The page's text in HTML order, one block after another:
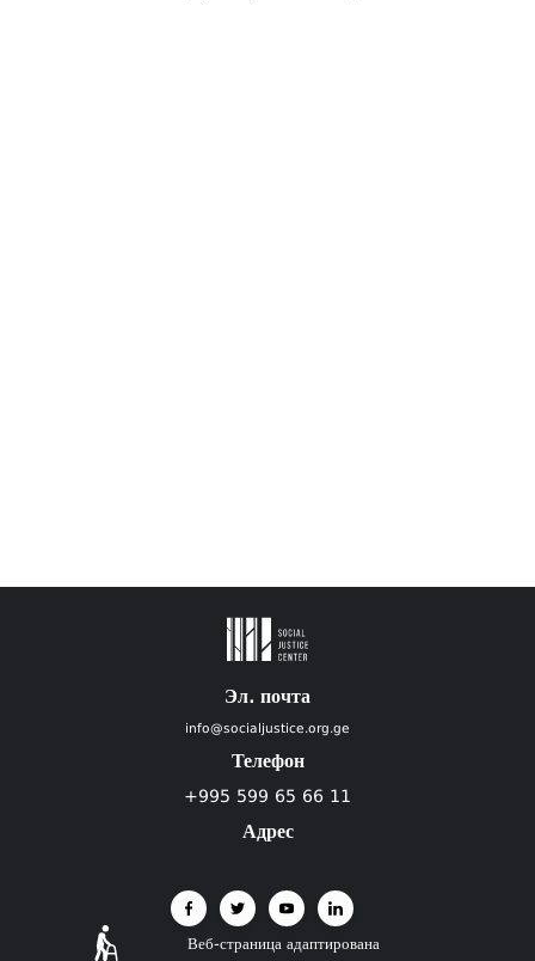
Эл. почта
info@socialjustice.org.ge
Телефон
+995 599 65 66 11
Адрес
Веб-страница адаптирована